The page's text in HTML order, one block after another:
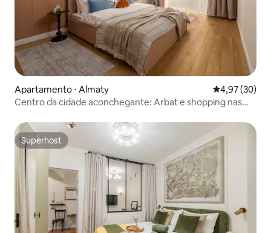
Apartamento ⋅ Almaty 4,97 de uma
4,97 (30)
Centro da cidade aconchegante: Arbat e shopping nas
Superhost
Superhost